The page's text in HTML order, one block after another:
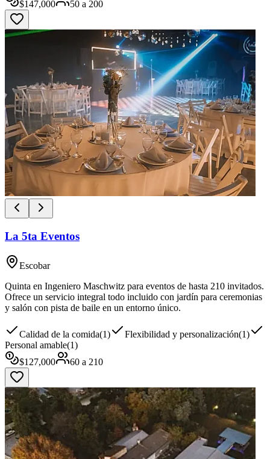
$147,000 50 a 200
La 5ta Eventos
Escobar
Quinta en Ingeniero Maschwitz para eventos de hasta 210 invitados.
Ofrece un servicio integral todo incluido con jardín para ceremonias
y salón con pista de baile en un entorno único.
Calidad de la comida(1) Flexibilidad y personalización(1)
Personal amable(1)
$127,000 60 a 210